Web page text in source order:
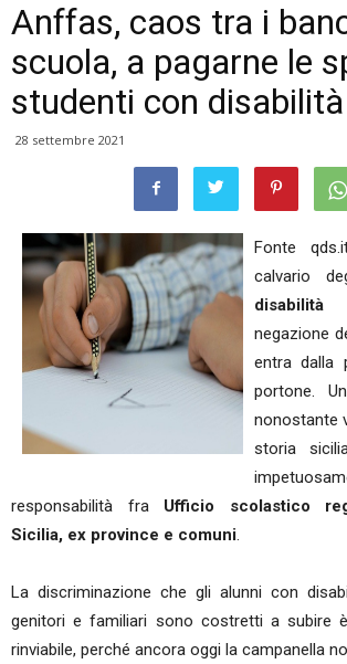
Anffas, caos tra i
scuola, a pagarne le
studenti con disabilità
28 settembre 2021
Fonte
calvario
negazione
entra dalla
portone.
nonostante
storia
responsabilità fra Ufficio scolastico
Sicilia, ex province e comuni.
La discriminazione che gli alunni con
genitori e familiari sono costretti a subire
rinviabile, perché ancora oggi la campanella